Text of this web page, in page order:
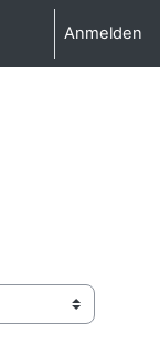
Anmelden